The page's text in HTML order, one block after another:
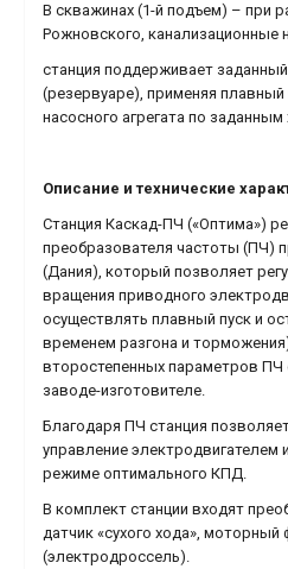
В скважинах (1-й подъем) – при
Рожновского, канализационные
станция поддерживает
(резервуаре), применяя плавный
насосного агрегата по
Описание и технические
Станция Каскад-ПЧ («Оптима»)
преобразователя частоты (ПЧ)
(Дания), который позволяет
вращения приводного
осуществлять плавный пуск и
временем разгона и
второстепенных параметров ПЧ
заводе-изготовителе.
Благодаря ПЧ станция
управление электродвигателем
режиме оптимального КПД.
В комплект станции входят
датчик «сухого хода», моторный
(электродроссель).